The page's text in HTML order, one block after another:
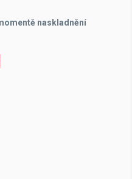
naskladnění